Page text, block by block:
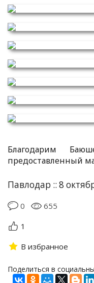
Благодарим
предоставленный
Павлодар :: 8
0
655
1
В избранное
Поделиться в